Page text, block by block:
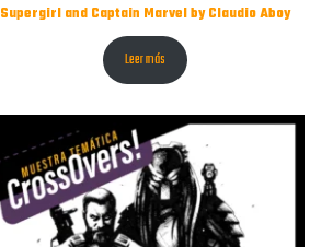
Supergirl and Captain Marvel by Claudio Aboy
Leer más